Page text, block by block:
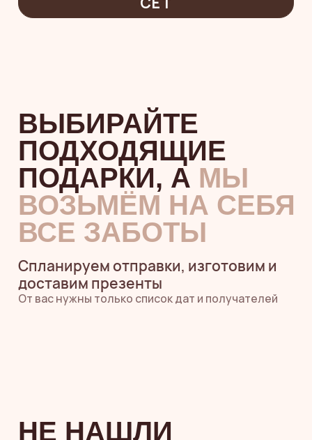
доставим презенты
От вас нужны только список дат и получателей
НЕ НАШЛИ
ПОДХОДЯЩИЙ
ВАРИАНТ?
ПОСМОТРИТЕ
ВЕСЬ КАТАЛОГ